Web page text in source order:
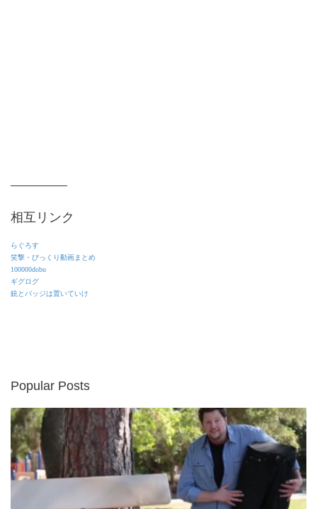
相互リンク
らぐろす
笑撃・びっくり動画まとめ
100000dobu
ギグログ
銃とバッジは置いていけ
Popular Posts